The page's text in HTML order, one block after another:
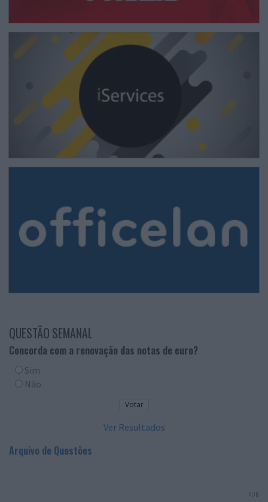
QUESTÃO SEMANAL
Concorda com a renovação das notas de euro?
Sim
Não
Ver Resultados
Arquivo de Questões
PUB